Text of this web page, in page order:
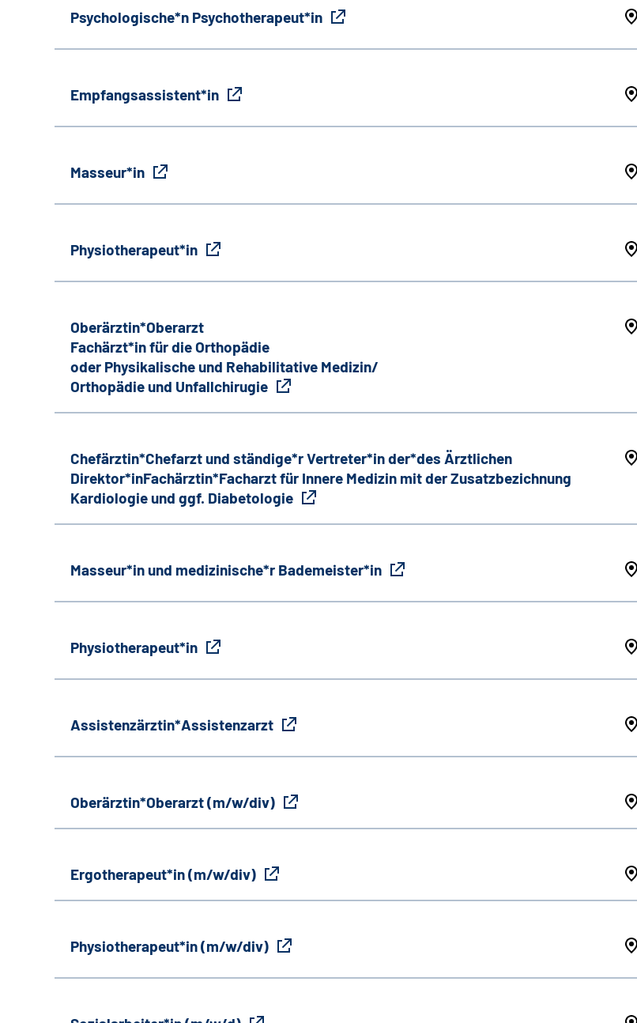
Psychologische*n Psychotherapeut*in
Empfangsassistent*in
Masseur*in
Physiotherapeut*in
Oberärztin*Oberarzt
Fachärzt*in für die Orthopädie
oder Physikalische und Rehabilitative Medizin/
Orthopädie und Unfallchirugie
Chefärztin*Chefarzt und ständige*r Vertreter*in der*des Ärztlichen
Direktor*inFachärztin*Facharzt für Innere Medizin mit der Zusatzbezichnung
Kardiologie und ggf. Diabetologie
Masseur*in und medizinische*r Bademeister*in
Physiotherapeut*in
Assistenzärztin*Assistenzarzt
Oberärztin*Oberarzt (m/w/div)
Ergotherapeut*in (m/w/div)
Physiotherapeut*in (m/w/div)